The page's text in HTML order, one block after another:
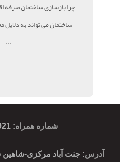
چرا بازسازی ساختمان صرفه
ساختمان می تواند به دلایل
...
شماره همراه:
آدرس: جنت آباد مرکزی-شاهین